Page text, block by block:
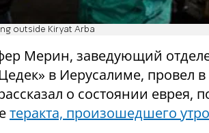
outside Kiryat Arba
Мерин, заведующий
в Иерусалиме, провел
о состоянии еврея,
теракта, произошедшего